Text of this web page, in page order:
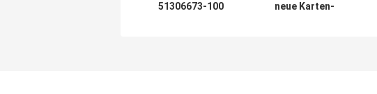
51306673-100
neue Karten-